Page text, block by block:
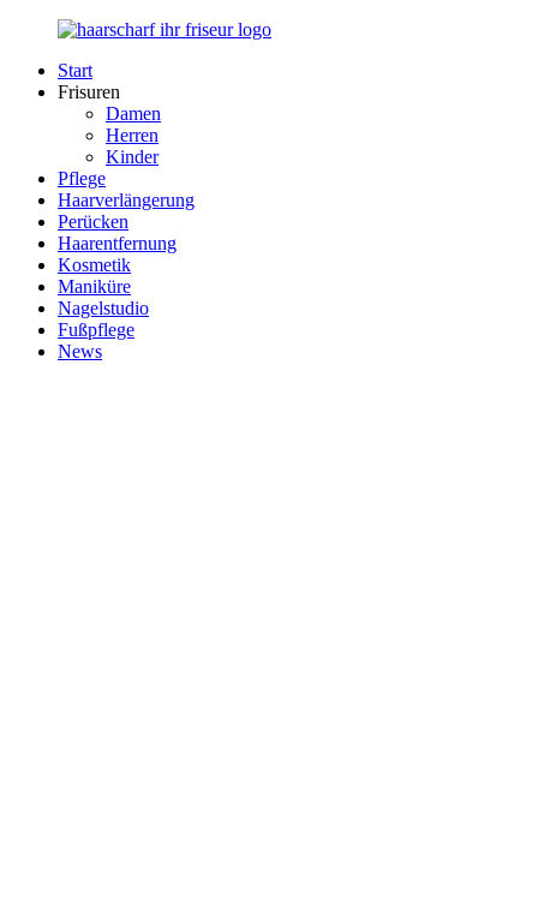
Zurück
Inhalt
Haarscharf
Händen
Start
Frisuren
Damen
Herren
Kinder
Pflege
Haarverlängerung
Perücken
Haarentfernung
Kosmetik
Maniküre
Nagelstudio
Fußpflege
News